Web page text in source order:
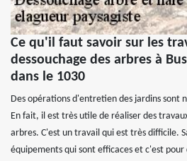
Ce qu'il faut savoir sur les
dessouchage des arbres à
dans le 1030
Des opérations d'entretien des jardins sont
En fait, il est très utile de réaliser des
arbres. C'est un travail qui est très difficile.
équipements qui sont efficaces et c'est